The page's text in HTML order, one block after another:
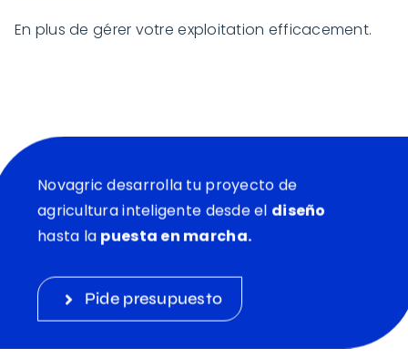
En plus de gérer votre exploitation efficacement.
Novagric desarrolla tu proyecto de
agricultura inteligente desde el diseño
hasta la puesta en marcha.
Pide presupuesto